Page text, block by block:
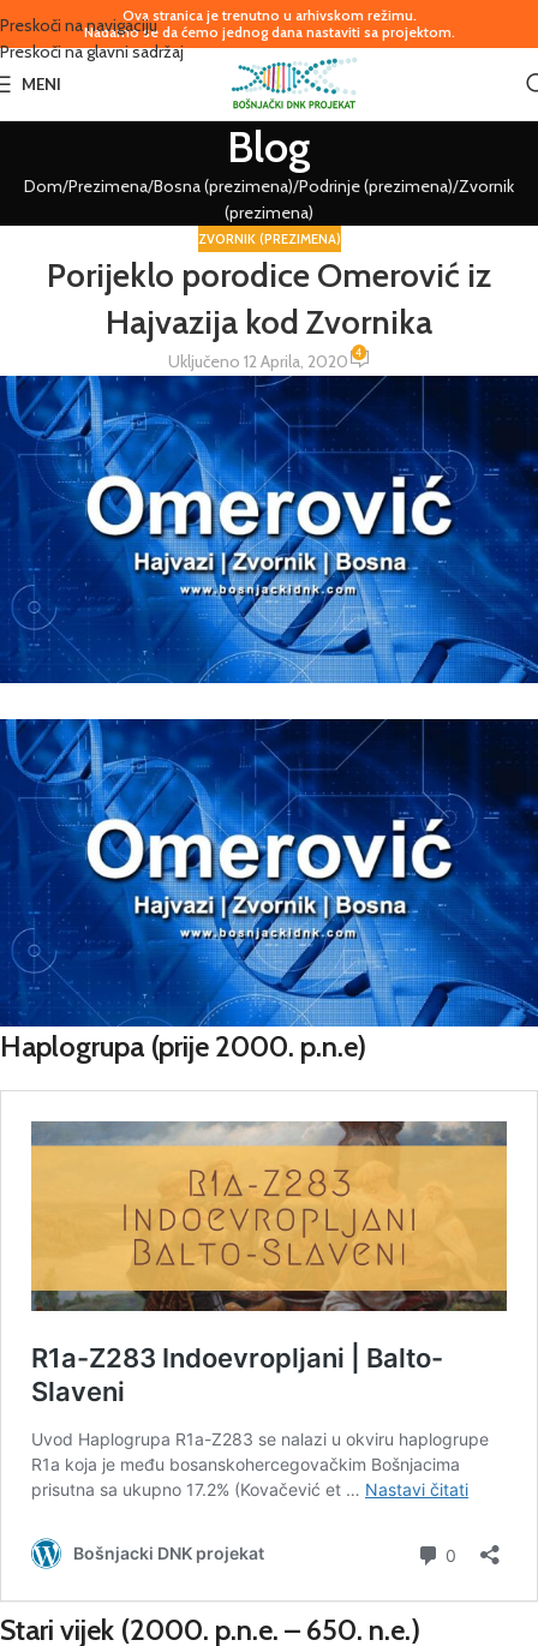
Preskoči na navigaciju
Preskoči na glavni sadržaj
Ova stranica je trenutno u arhivskom režimu.
Nadamo se da ćemo jednog dana nastaviti sa projektom.
MENI
Blog
Dom Prezimena Bosna (prezimena) Podrinje (prezimena) Zvornik
(prezimena)
ZVORNIK (PREZIMENA)
Porijeklo porodice Omerović iz
Hajvazija kod Zvornika
Uključeno 12 Aprila, 2020 4
Haplogrupa (prije 2000. p.n.e)
Stari vijek (2000. p.n.e. – 650. n.e.)